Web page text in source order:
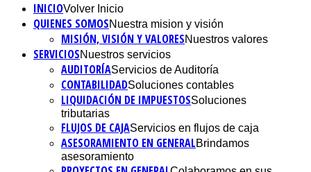
INICIOVolver Inicio
QUIENES SOMOSNuestra mision y visión
MISIÓN, VISIÓN Y VALORESNuestros valores
SERVICIOSNuestros servicios
AUDITORÍAServicios de Auditoría
CONTABILIDADSoluciones contables
LIQUIDACIÓN DE IMPUESTOSSoluciones
tributarias
FLUJOS DE CAJAServicios en flujos de caja
ASESORAMIENTO EN GENERALBrindamos
asesoramiento